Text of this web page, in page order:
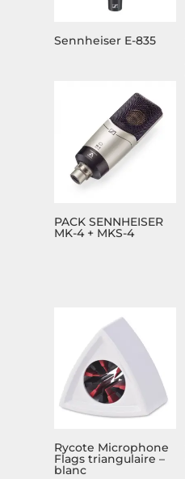
Sennheiser E-835
PACK SENNHEISER
MK-4 + MKS-4
Rycote Microphone
Flags triangulaire –
blanc